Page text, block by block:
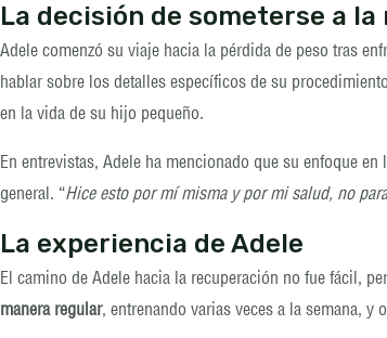
La decisión de someterse a
Adele comenzó su viaje hacia la pérdida de peso tras
hablar sobre los detalles específicos de su
en la vida de su hijo pequeño.
En entrevistas, Adele ha mencionado que su enfoque
general. “Hice esto por mí misma y por mi salud, no
La experiencia de Adele
El camino de Adele hacia la recuperación no fue fácil,
manera regular, entrenando varias veces a la semana, y